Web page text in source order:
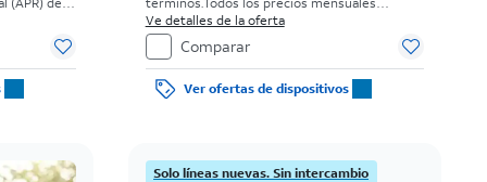
y
sobre
momento
requieren un acuerdo de pago en cuotas de
36 meses con tasa de interés anual (APR) del
0%. Sin cargo inicial para clientes elegibles y
con buenos antecedentes. El impuesto sobre
el precio de venta normal se paga al momento
Ve detalles de la oferta
Comparar
Ver ofertas de dispositivos
Solo líneas nuevas. Sin intercambio